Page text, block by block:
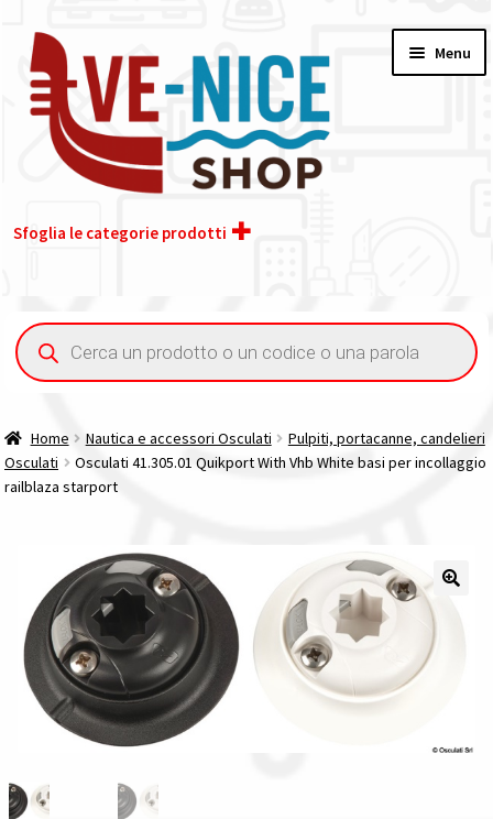
alla
navigazione
contenuto
Menu
Sfoglia le categorie prodotti
Acquisto iva 4% (agevolata)
Contatti
La nostra azienda
Condizioni generali
Acquisti in rete pubblica amministrazione
Ricerca
prodotti
Home Nautica e accessori Osculati
Pulpiti, portacanne, candelieri
Osculati
Osculati 41.305.01 Quikport With Vhb White basi per incollaggio
railblaza starport